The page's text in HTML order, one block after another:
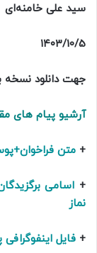
سید علی خامنه‌ای
۱۴۰۳/10/5
جهت دانلود نسخه
آرشیو پیام های
+ متن
+ اسامی
نماز
+ فایل